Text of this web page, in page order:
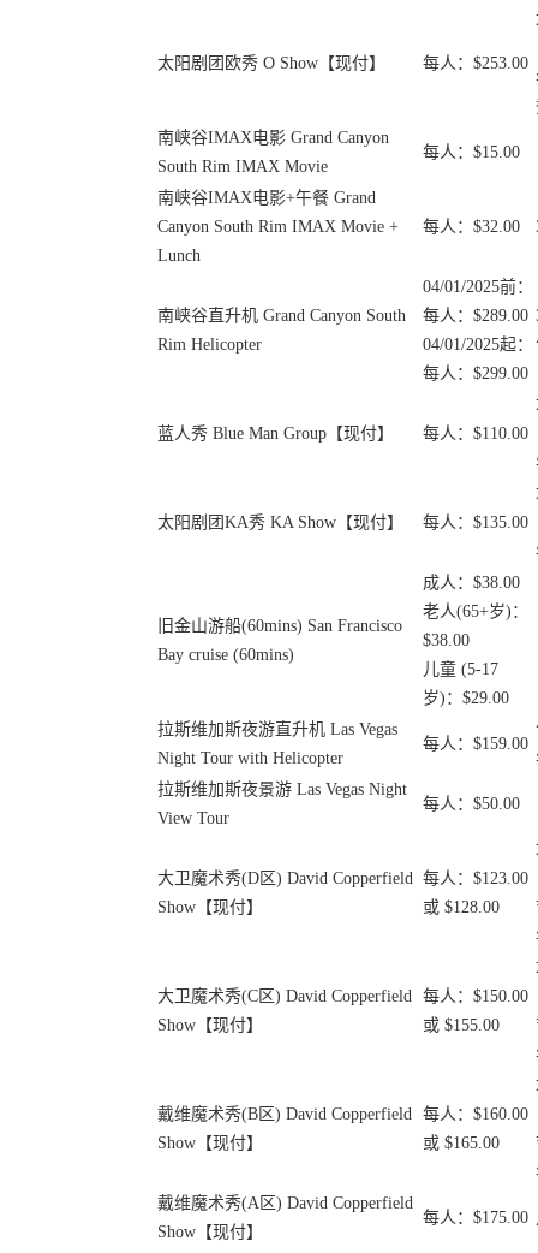
太阳剧团欧秀 O Show【现付】 每人：$253.00
南峡谷IMAX电影 Grand Canyon
South Rim IMAX Movie
每人：$15.00
南峡谷IMAX电影+午餐 Grand
Canyon South Rim IMAX Movie +
Lunch
每人：$32.00
南峡谷直升机 Grand Canyon South
Rim Helicopter
04/01/2025前：
每人：$289.00
04/01/2025起：
每人：$299.00
蓝人秀 Blue Man Group【现付】 每人：$110.00
太阳剧团KA秀 KA Show【现付】 每人：$135.00
旧金山游船(60mins) San Francisco
Bay cruise (60mins)
成人：$38.00
老人(65+岁)：
$38.00
儿童 (5-17
岁)：$29.00
拉斯维加斯夜游直升机 Las Vegas
Night Tour with Helicopter
每人：$159.00
拉斯维加斯夜景游 Las Vegas Night
View Tour
每人：$50.00
大卫魔术秀(D区) David Copperfield
Show【现付】
每人：$123.00
或 $128.00
大卫魔术秀(C区) David Copperfield
Show【现付】
每人：$150.00
或 $155.00
戴维魔术秀(B区) David Copperfield
Show【现付】
每人：$160.00
或 $165.00
戴维魔术秀(A区) David Copperfield
Show【现付】
每人：$175.00